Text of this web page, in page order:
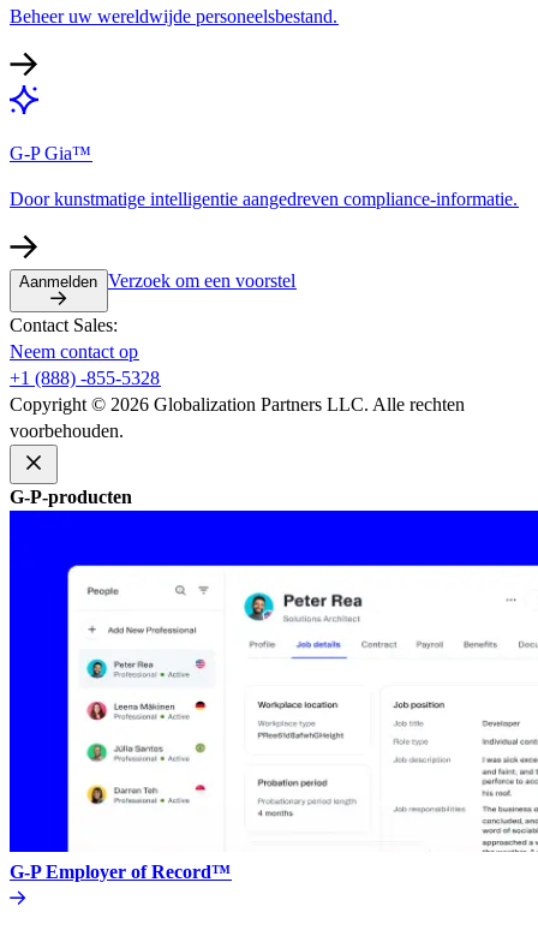
Beheer uw wereldwijde personeelsbestand.​​
G-P Gia™​​
Door kunstmatige intelligentie aangedreven compliance-informatie.​​
Aanmelden​​ Verzoek om een voorstel​​
Contact Sales:​​
Neem contact op​​
+1 (888) -855-5328​​
Copyright © 2026 Globalization Partners LLC. Alle rechten
voorbehouden.​​
G-P-producten​​
G-P Employer of Record™​​